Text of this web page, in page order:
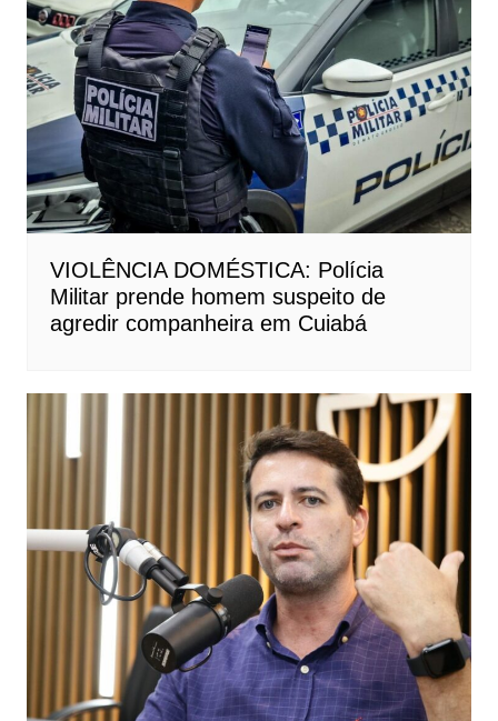
VIOLÊNCIA DOMÉSTICA: Polícia
Militar prende homem suspeito de
agredir companheira em Cuiabá